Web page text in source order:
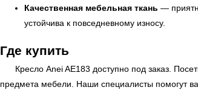
Качественная мебельная ткань —
устойчива к повседневному износу.
Где купить
Кресло Anei AE183 доступно под заказ.
предмета мебели. Наши специалисты помогут
← Вернуться на предыдущую страницу